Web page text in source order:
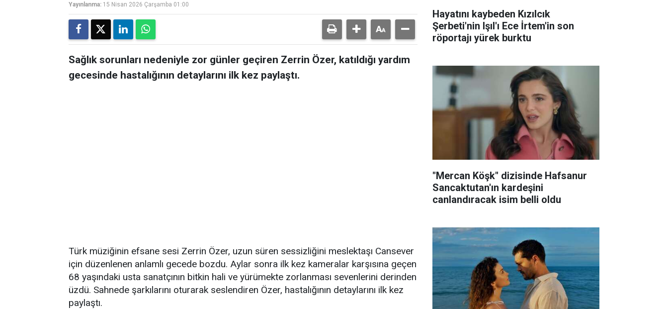
Yayınlanma: 15 Nisan 2026 Çarşamba 01:00
Sağlık sorunları nedeniyle zor günler geçiren Zerrin Özer, katıldığı yardım
gecesinde hastalığının detaylarını ilk kez paylaştı.
Türk müziğinin efsane sesi Zerrin Özer, uzun süren sessizliğini meslektaşı Cansever
için düzenlenen anlamlı gecede bozdu. Aylar sonra ilk kez kameralar karşısına geçen
68 yaşındaki usta sanatçının bitkin hali ve yürümekte zorlanması sevenlerini derinden
üzdü. Sahnede şarkılarını oturarak seslendiren Özer, hastalığının detaylarını ilk kez
paylaştı.
Hayatını kaybeden Kızılcık
Şerbeti'nin Işıl'ı Ece İrtem'in son
röportajı yürek burktu
"Mercan Köşk" dizisinde Hafsanur
Sancaktutan'ın kardeşini
canlandıracak isim belli oldu